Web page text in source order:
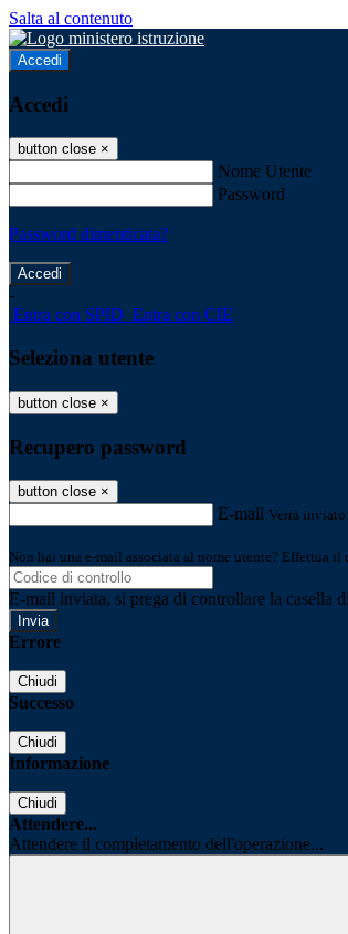
Salta al contenuto
Accedi
Accedi
button close ×
Nome Utente
Password
Password dimenticata?
-
Entra con SPID Entra con CIE
Seleziona utente
button close ×
Recupero password
button close ×
E-mail Verrà
Non hai una e-mail associata al nome utente? Effettua il
E-mail inviata, si prega di controllare la casella
Errore
Chiudi
Successo
Chiudi
Informazione
Chiudi
Attendere...
Attendere il completamento dell'operazione...